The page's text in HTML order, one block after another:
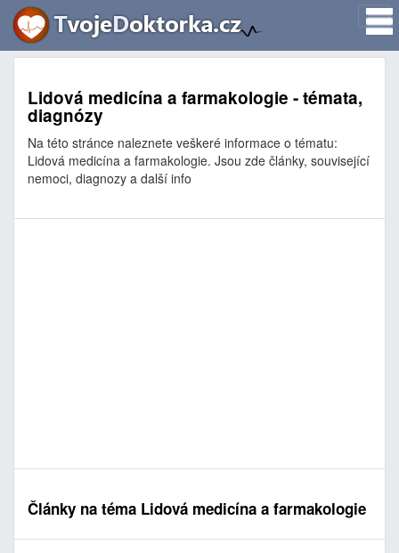
Lidová medicína a farmakologie - témata,
diagnózy
Na této stránce naleznete veškeré informace o tématu:
Lidová medicína a farmakologie. Jsou zde články, související
nemoci, diagnozy a další info
Články na téma Lidová medicína a farmakologie